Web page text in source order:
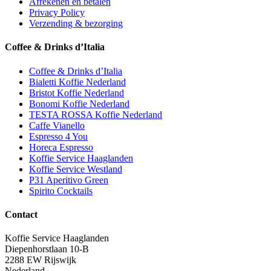
Privacy Policy
Verzending & bezorging
Coffee & Drinks d’Italia
Coffee & Drinks d’Italia
Bialetti Koffie Nederland
Bristot Koffie Nederland
Bonomi Koffie Nederland
TESTA ROSSA Koffie Nederland
Caffe Vianello
Espresso 4 You
Horeca Espresso
Koffie Service Haaglanden
Koffie Service Westland
P31 Aperitivo Green
Spirito Cocktails
Contact
Koffie Service Haaglanden
Diepenhorstlaan 10-B
2288 EW Rijswijk